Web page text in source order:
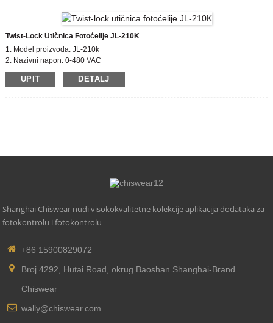
Twist-Lock Utičnica Fotoćelije JL-210K
1. Model proizvoda: JL-210k
2. Nazivni napon: 0-480 VAC
3. Materijal: PC
5. Sukladan standard: CE, ROHS
UPIT DETALJ
Shanghai Chiswear nudi visokokvalitetne kolekcije aplikacija dodataka za
fotokontrolu i fotokontrolu
+86 15900829072
Broj 4292, Hutai Road, okrug Baoshan Shanghai-Brand
Chiswear
wally@chiswear.com